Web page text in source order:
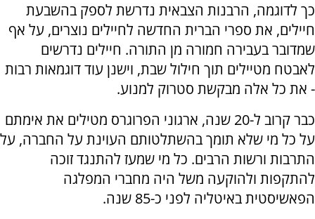
כך לדוגמה, הרבנות הצבאית נדרשת לספק בהשבעת
חיילים, את ספרי הברית החדשה לחיילים נוצרים, על אף
שמדובר בעבירה חמורה מן התורה. חיילים נדרשים
לאבטח מטיילים תוך חילול שבת, וישנן עוד דוגמאות רבות
- את כל אלה מבקשת סטרוק למנוע.
כבר קרוב ל-20 שנה, ארגוני הפרוגרס מטילים את אימתם
על כל מי שלא תומך בהשתלטותם העוינת על החברה, על
התרבות ורשות הרבים. כל מי שמעז להתנגד זוכה
להתקפות ולהוקעה משל היה מחברי המפלגה
הפאשיסטית באיטליה לפני כ-85 שנה.